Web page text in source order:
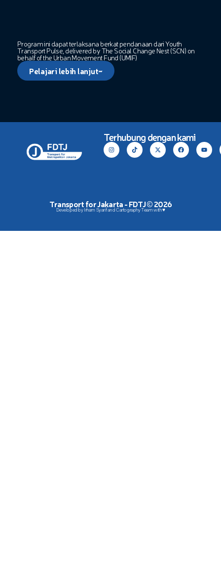
Program ini dapat terlaksana berkat pendanaan dari Youth
Transport Pulse, delivered by The Social Change Nest (SCN) on
behalf of the Urban Movement Fund (UMIF)
Pelajari lebih lanjut~
Terhubung dengan kami
Transport for Jakarta - FDTJ © 2026
Developed by Irham Syarif and Cartography Team with ♥